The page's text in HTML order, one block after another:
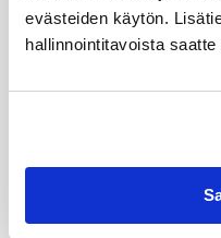
evästeiden käytön.
hallinnointitavoista